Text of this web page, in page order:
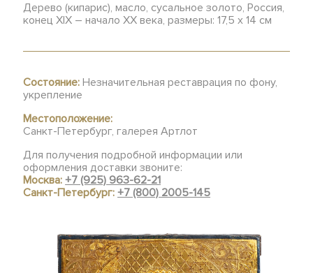
Дерево (кипарис), масло, сусальное золото, Россия,
конец XIX – начало XX века, размеры: 17,5 х 14 см
Состояние: Незначительная реставрация по фону,
укрепление
Местоположение:
Санкт-Петербург, галерея Артлот
Для получения подробной информации или
оформления доставки звоните:
Москва:+7 (925) 963-62-21
Санкт-Петербург:+7 (800) 2005-145